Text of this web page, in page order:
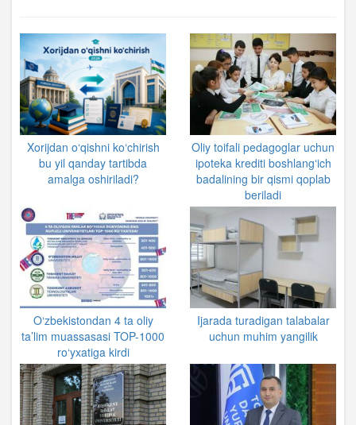
Xorijdan o‘qishni ko‘chirish
bu yil qanday tartibda
amalga oshiriladi?
Oliy toifali pedagoglar uchun
ipoteka krediti boshlangʻich
badalining bir qismi qoplab
beriladi
O‘zbekistondan 4 ta oliy
ta’lim muassasasi TOP-1000
ro‘yxatiga kirdi
Ijarada turadigan talabalar
uchun muhim yangilik